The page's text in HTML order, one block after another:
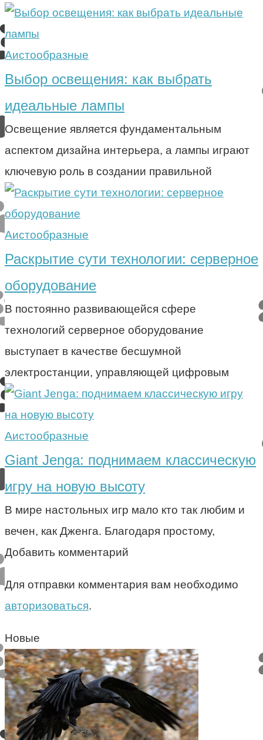
Аистообразные
Выбор освещения: как выбрать
идеальные лампы
Освещение является фундаментальным
аспектом дизайна интерьера, а лампы играют
ключевую роль в создании правильной
Аистообразные
Раскрытие сути технологии: серверное
оборудование
В постоянно развивающейся сфере
технологий серверное оборудование
выступает в качестве бесшумной
электростанции, управляющей цифровым
Аистообразные
Giant Jenga: поднимаем классическую
игру на новую высоту
В мире настольных игр мало кто так любим и
вечен, как Дженга. Благодаря простому,
Добавить комментарий
Для отправки комментария вам необходимо
авторизоваться.
Новые